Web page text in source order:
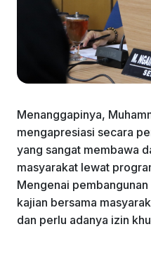
Menanggapinya,
mengapresiasi secara
yang sangat membawa
masyarakat lewat
Mengenai
kajian bersama
dan perlu adanya izin